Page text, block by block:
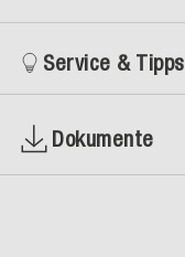
Service & Tipps
Dokumente